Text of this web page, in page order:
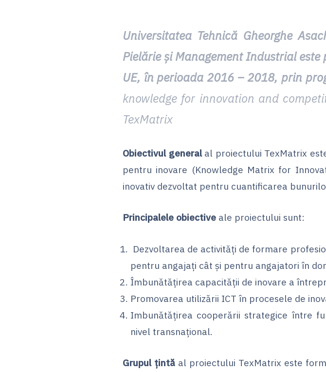
Universitatea Tehnică Gheorghe
Pielărie şi Management Industrial
UE, în perioada 2016 – 2018, prin
knowledge for innovation and
TexMatrix
Obiectivul generalal proiectului TexMatrix
pentru inovare (Knowledge Matrix for
inovativ dezvoltat pentru cuantificarea
Principalele obiective ale proiectului sunt:
Dezvoltarea de activități de formare
pentru angajați cât și pentru angajatori în
Îmbunătățirea capacității de inovare a
Promovarea utilizării ICT în procesele de
Imbunătățirea cooperării strategice între
nivel transnațional.
Grupul țintăal proiectului TexMatrix este